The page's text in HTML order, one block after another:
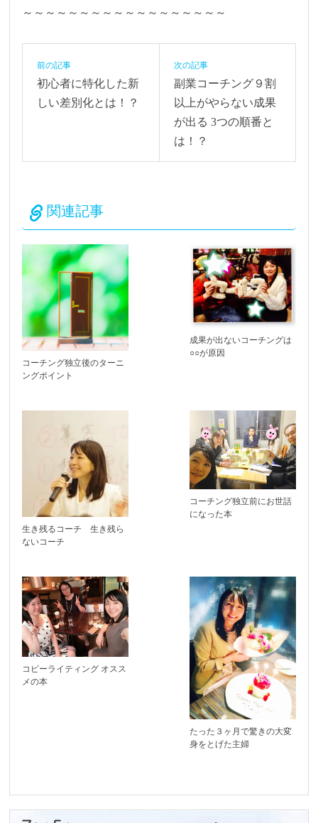
～～～～～～～～～～～～～～～～～～
前の記事
初心者に特化した新
しい差別化とは！？
次の記事
副業コーチング９割
以上がやらない成果
が出る 3つの順番と
は！？
関連記事
コーチング独立後のターニ
ングポイント
成果が出ないコーチングは
○○が原因
生き残るコーチ 生き残ら
ないコーチ
コーチング独立前にお世話
になった本
コピーライティング オスス
メの本
たった３ヶ月で驚きの大変
身をとげた主婦